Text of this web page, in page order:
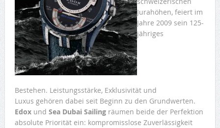
Jurahöhen, feiert im
Jahre 2009 sein 125-
jähriges
Bestehen. Leistungsstärke, Exklusivität und
Luxus gehören dabei seit Beginn zu den Grundwerten.
Edox und Sea Dubai Sailingräumen beide der Perfektion
absolute Priorität ein: kompromisslose Zuverlässigkeit